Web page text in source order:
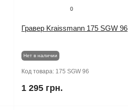
0
Гравер Kraissmann 175 SGW 96
Нет в наличии
Код товара: 175 SGW 96
1 295 грн.